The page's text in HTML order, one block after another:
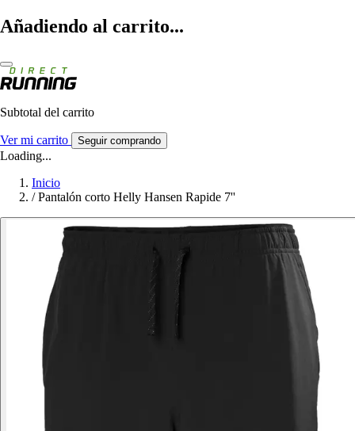
Añadiendo al carrito...
Subtotal del carrito
Ver mi carrito Seguir comprando
Loading...
Inicio
/ Pantalón corto Helly Hansen Rapide 7''